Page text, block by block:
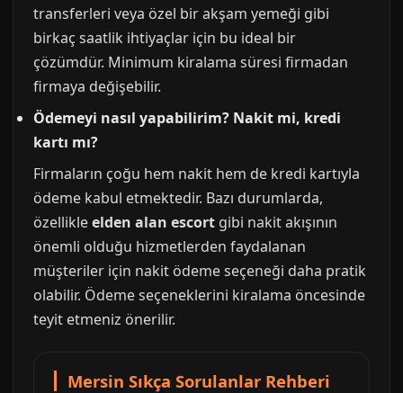
transferleri veya özel bir akşam yemeği gibi
birkaç saatlik ihtiyaçlar için bu ideal bir
çözümdür. Minimum kiralama süresi firmadan
firmaya değişebilir.
Ödemeyi nasıl yapabilirim? Nakit mi, kredi
kartı mı?
Firmaların çoğu hem nakit hem de kredi kartıyla
ödeme kabul etmektedir. Bazı durumlarda,
özellikleelden alan escort gibi nakit akışının
önemli olduğu hizmetlerden faydalanan
müşteriler için nakit ödeme seçeneği daha pratik
olabilir. Ödeme seçeneklerini kiralama öncesinde
teyit etmeniz önerilir.
Mersin Sıkça Sorulanlar Rehberi